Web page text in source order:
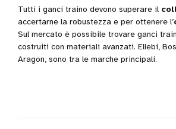
Tutti i ganci traino devono superare il
accertarne la robustezza e per ottenere l’
Sul mercato è possibile trovare ganci
costruiti con materiali avanzati. Ellebi,
Aragon, sono tra le marche principali.